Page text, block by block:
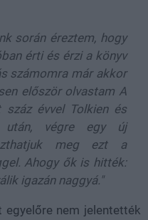
során éreztem, hogy
érti és érzi a könyv
számomra már akkor
először olvastam A
évvel Tolkien és
után, végre egy új
meg ezt a
Ahogy ők is hitték:
igazán naggyá."
nem jelentették